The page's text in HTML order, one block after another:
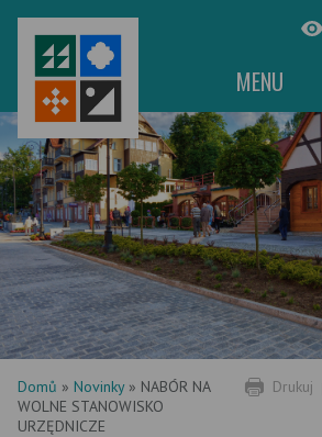
MENU
Drukuj
Domů » Novinky» NABÓR NA
WOLNE STANOWISKO
URZĘDNICZE